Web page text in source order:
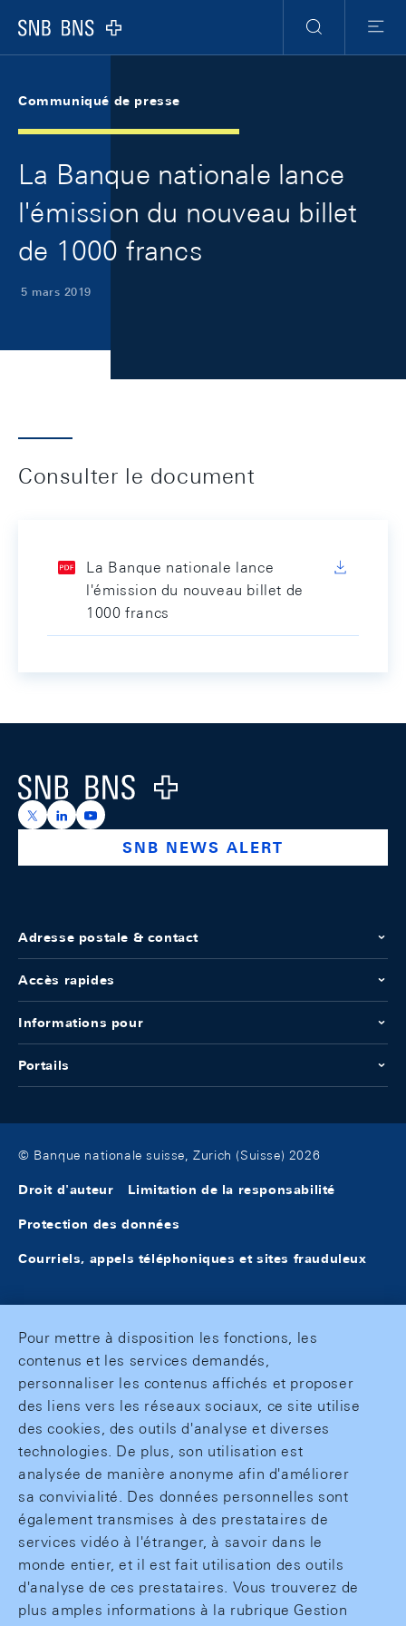
Logo
RechercheMenu
Communiqué de presse
La Banque nationale lance
l'émission du nouveau billet
de 1000 francs
5 mars 2019
Consulter le document
La Banque nationale lance
l'émission du nouveau billet de
1000 francs
Logo
https://x.com/snb_bns
https://ch.linkedin.com/company/swiss-national-
https://www.youtube.com/@swissnationalbank
SNB NEWS ALERT
Adresse postale & contact
Accès rapides
Informations pour
Portails
© Banque nationale suisse, Zurich (Suisse) 2026
Droit d'auteur Limitation de la responsabilité
Protection des données
Courriels, appels téléphoniques et sites frauduleux
Pour mettre à disposition les fonctions, les
contenus et les services demandés,
personnaliser les contenus affichés et proposer
des liens vers les réseaux sociaux, ce site utilise
des cookies, des outils d'analyse et diverses
technologies. De plus, son utilisation est
analysée de manière anonyme afin d'améliorer
sa convivialité. Des données personnelles sont
également transmises à des prestataires de
services vidéo à l'étranger, à savoir dans le
monde entier, et il est fait utilisation des outils
d'analyse de ces prestataires. Vous trouverez de
plus amples informations à la rubrique Gestion